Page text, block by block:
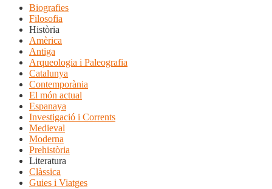
Biografies
Filosofia
Història
Amèrica
Antiga
Arqueologia i Paleografia
Catalunya
Contemporània
El món actual
Espanaya
Investigació i Corrents
Medieval
Moderna
Prehistòria
Literatura
Clàssica
Guies i Viatges